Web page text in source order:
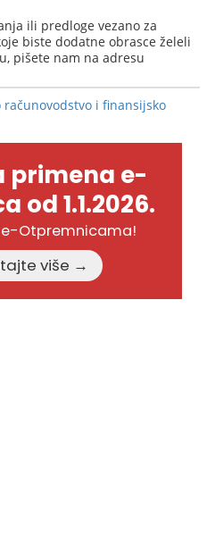
ili predloge vezano za
biste dodatne obrasce želeli
pišete nam na adresu
računovodstvo i finansijsko
primena e-
od 1.1.2026.
e-Otpremnicama!
Pročitajte više →